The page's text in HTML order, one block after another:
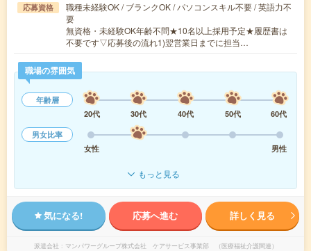
応募資格
職種未経験OK / ブランクOK / パソコンスキル不要 / 英語力不
要
無資格・未経験OK年齢不問★10名以上採用予定★履歴書は
不要です▽応募後の流れ1)翌営業日までに担当…
職場の雰囲気
年齢層
20代
30代 40代 50代
60代
男女比率
女性
男性
もっと見る
気になる! 応募へ進む 詳しく見る
派遣会社 マンパワーグループ株式会社 ケアサービス事業部 （医療福祉介護関連）